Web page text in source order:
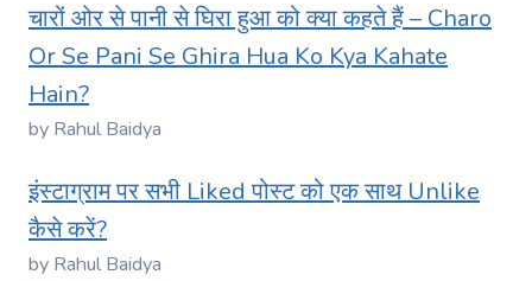
चारों ओर से पानी से घिरा हुआ को क्या कहते हैं – Charo
Or Se Pani Se Ghira Hua Ko Kya Kahate
Hain?
by Rahul Baidya
इंस्टाग्राम पर सभी Liked पोस्ट को एक साथ Unlike
कैसे करें?
by Rahul Baidya